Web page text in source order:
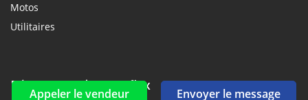
Appeler le vendeur Envoyer le message
Motos
Utilitaires
Réseaux sociaux et flux